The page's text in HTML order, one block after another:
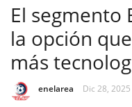
El segmento
la opción
más
enelarea Dic 28, 2025